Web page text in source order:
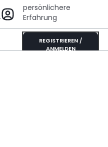
persönlichere
Erfahrung
REGISTRIEREN /
ANMELDEN